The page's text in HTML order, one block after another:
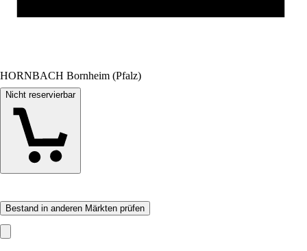
HORNBACH Bornheim (Pfalz)
Nicht reservierbar
Bestand in anderen Märkten prüfen